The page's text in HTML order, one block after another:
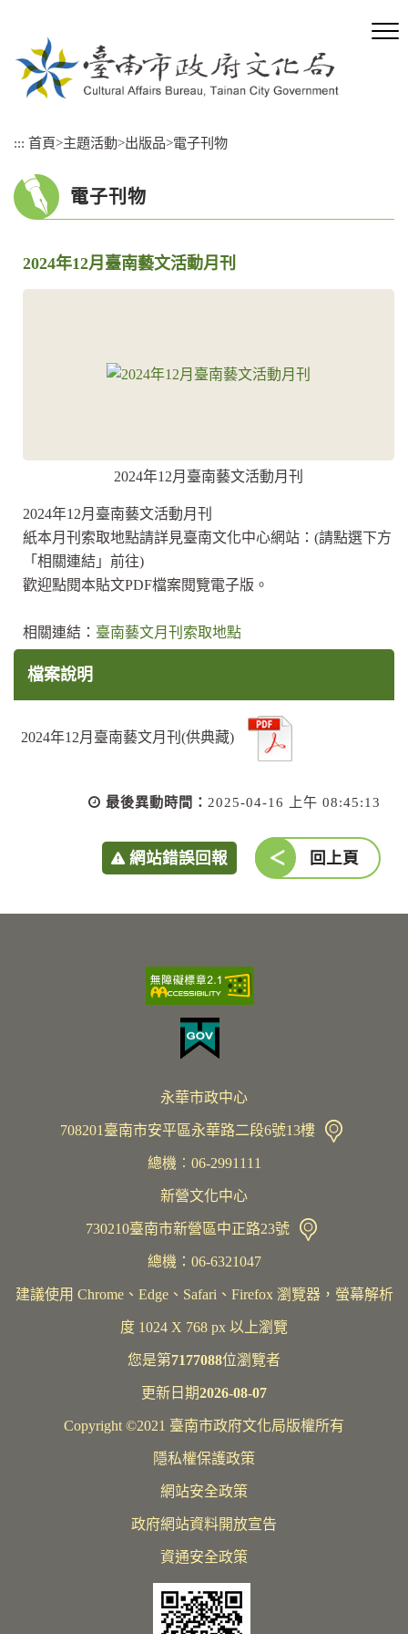
::: 首頁>主題活動>出版品>電子刊物
電子刊物
2024年12月臺南藝文活動月刊
2024年12月臺南藝文活動月刊
2024年12月臺南藝文活動月刊
紙本月刊索取地點請詳見臺南文化中心網站：(請點選下方
「相關連結」前往)
歡迎點閱本貼文PDF檔案閱覽電子版。
相關連結： 臺南藝文月刊索取地點
檔案說明
2024年12月臺南藝文月刊(供典藏)
最後異動時間： 2025-04-16 上午 08:45:13
網站錯誤回報 回上頁
永華市政中心
708201臺南市安平區永華路二段6號13樓
總機︰06-2991111
新營文化中心
730210臺南市新營區中正路23號
總機：06-6321047
建議使用 Chrome、Edge、Safari、Firefox 瀏覽器，螢幕解析
度 1024 X 768 px 以上瀏覽
您是第7177088位瀏覽者
更新日期2026-08-07
Copyright ©2021 臺南市政府文化局版權所有
隱私權保護政策
網站安全政策
政府網站資料開放宣告
資通安全政策